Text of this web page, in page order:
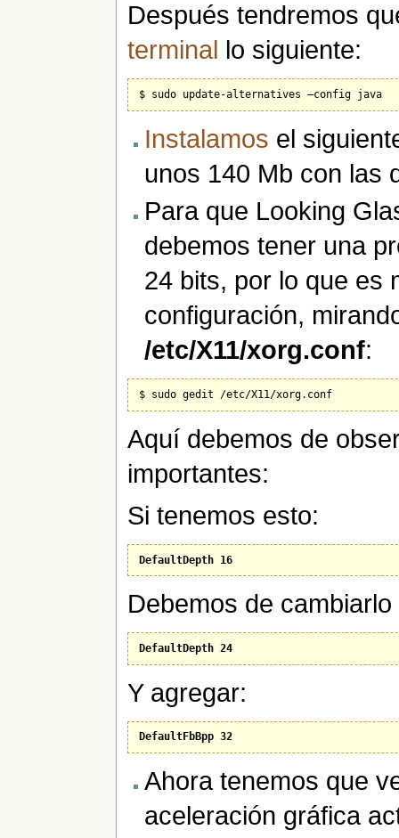
Después tendremos
terminal
lo siguiente:
Instalamos el
unos 140 Mb con las
Para que Looking
debemos tener una
24 bits, por lo que es
configuración,
/etc/X11/xorg.conf:
Aquí debemos de
importantes:
Si tenemos esto:
DefaultDepth 16
Debemos de cambiarlo
DefaultDepth 24
Y agregar:
DefaultFbBpp 32
Ahora tenemos que
aceleración gráfica